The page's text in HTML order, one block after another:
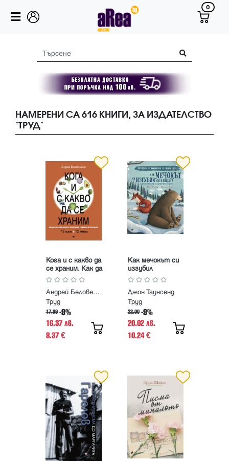
0
НАМЕРЕНИ СА 616 КНИГИ, ЗА ИЗДАТЕЛСТВО
"ТРУД"
Кога и с какво да
се храним. Как да
намерим
златната среда
между гладуване
и преяждане
Андрей Беловешкин
Труд
17.99 -9%
16.37 лв.
8.37€
Как мечокът си
изгубил
опашката и
други приказки
за животните в
гората
Джон Таунсенд
Труд
22.00 -9%
20.02 лв.
10.24€